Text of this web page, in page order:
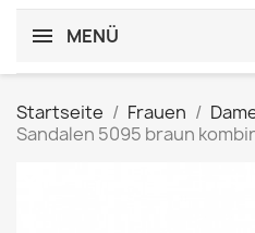
MENÜ
Startseite Frauen
Sandalen 5095 braun